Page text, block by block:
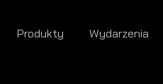
Produkty Wydarzenia